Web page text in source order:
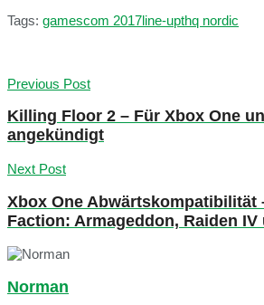
Tags: gamescom 2017line-upthq nordic
Previous Post
Killing Floor 2 – Für Xbox One
angekündigt
Next Post
Xbox One Abwärtskompatibilität
Faction: Armageddon, Raiden IV
Norman